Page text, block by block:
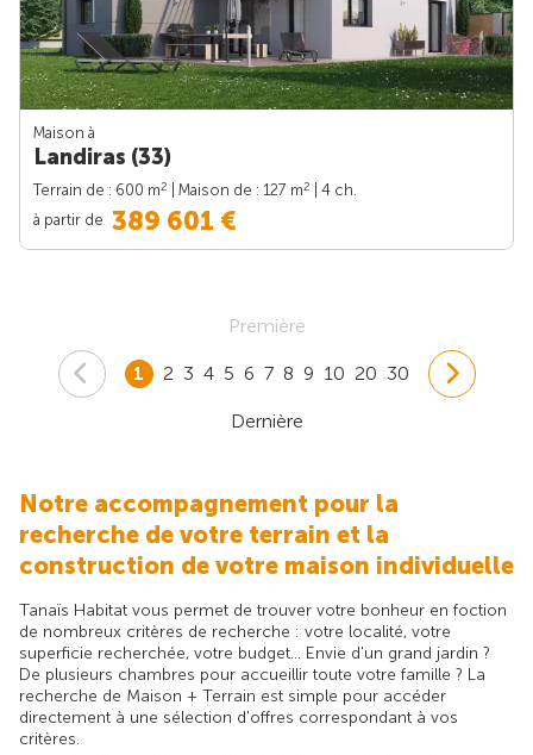
Maison à
Landiras (33)
Terrain de : 600 m2 | Maison de : 127 m2
| 4 ch.
à partir de 389 601 €
Première
1 2 3 4 5 6 7 8 9 10 20 30
Dernière
Notre accompagnement pour la
recherche de votre terrain et la
construction de votre maison individuelle
Tanaïs Habitat vous permet de trouver votre bonheur en foction
de nombreux critères de recherche : votre localité, votre
superficie recherchée, votre budget... Envie d'un grand jardin ?
De plusieurs chambres pour accueillir toute votre famille ? La
recherche de Maison + Terrain est simple pour accéder
directement à une sélection d'offres correspondant à vos
critères.